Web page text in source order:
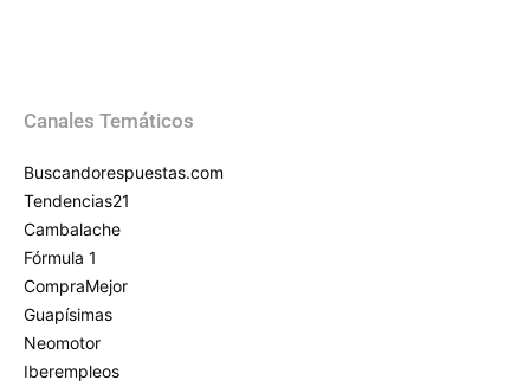
Canales Temáticos
Buscandorespuestas.com
Tendencias21
Cambalache
Fórmula 1
CompraMejor
Guapísimas
Neomotor
Iberempleos